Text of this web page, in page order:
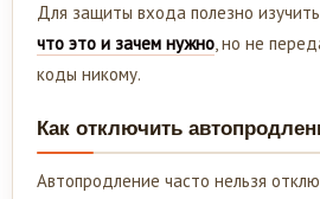
Для защиты входа полезно изучить
что это и зачем нужно, но не
коды никому.
Как отключить
Автопродление часто нельзя